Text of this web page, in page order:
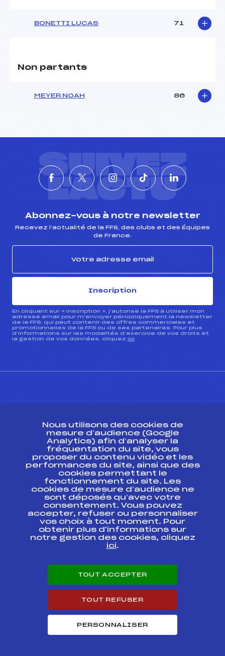
BONETTI LUCAS 71
Non partants
MEYER NOAH 86
SUIVEZ
L'ACTU
Abonnez-vous à notre newsletter
Recevez l’actualité de la FFS, des clubs et des Équipes
de France.
Inscription
En cliquant sur « inscription », j’autorise la FFS à utiliser mon
adresse email pour m’envoyer périodiquement la newsletter
de la FFS, qui peut contenir des offres commerciales et
promotionnelles de la FFS ou de ses partenaires. Pour plus
d’informations sur les modalités d’exercice de vos droits et
la gestion de vos données, cliquez ici
Ressources
Pass’Neige
Projet sportif fédéral
Projet de performance fédéral
Antidopage
Pôle Développement, Formation, Suivi
Scientifique
Listes ministérielles
Pôle vie de l’athlète
Enseignement professionnel
Carrières
Nous utilisons des cookies de
mesure d’audience (Google
Analytics) afin d’analyser la
fréquentation du site, vous
proposer du contenu vidéo et les
performances du site, ainsi que des
cookies permettant le
fonctionnement du site. Les
cookies de mesure d’audience ne
sont déposés qu’avec votre
consentement. Vous pouvez
accepter, refuser ou personnaliser
vos choix à tout moment. Pour
obtenir plus d'informations sur
notre gestion des cookies, cliquez
ici.
TOUT ACCEPTER
TOUT REFUSER
PERSONNALISER